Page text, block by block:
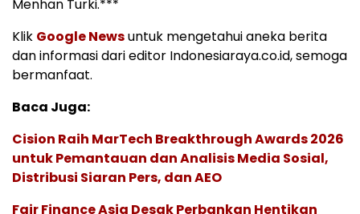
Menhan Turki.***
Klik Google Newsuntuk mengetahui aneka berita
dan informasi dari editor Indonesiaraya.co.id, semoga
bermanfaat.
Baca Juga:
Cision Raih MarTech Breakthrough Awards 2026
untuk Pemantauan dan Analisis Media Sosial,
Distribusi Siaran Pers, dan AEO
Fair Finance Asia Desak Perbankan Hentikan